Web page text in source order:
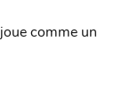
comme un